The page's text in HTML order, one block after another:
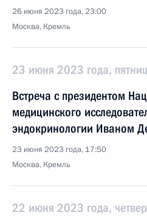
26 июня 2023 года, 23:00
Москва, Кремль
23 июня 2023 года,
Встреча с президентом
медицинского
эндокринологии Иваном
23 июня 2023 года, 17:50
Москва, Кремль
22 июня 2023 года,